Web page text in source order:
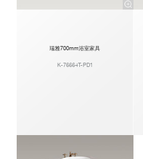
瑞雅700mm浴室家具
K-76664T-PD1